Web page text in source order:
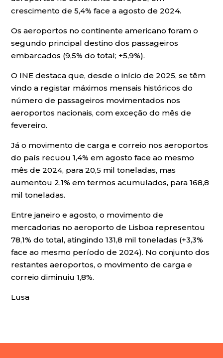
crescimento de 5,4% face a agosto de 2024.
Os aeroportos no continente americano foram o
segundo principal destino dos passageiros
embarcados (9,5% do total; +5,9%).
O INE destaca que, desde o início de 2025, se têm
vindo a registar máximos mensais históricos do
número de passageiros movimentados nos
aeroportos nacionais, com exceção do mês de
fevereiro.
Já o movimento de carga e correio nos aeroportos
do país recuou 1,4% em agosto face ao mesmo
mês de 2024, para 20,5 mil toneladas, mas
aumentou 2,1% em termos acumulados, para 168,8
mil toneladas.
Entre janeiro e agosto, o movimento de
mercadorias no aeroporto de Lisboa representou
78,1% do total, atingindo 131,8 mil toneladas (+3,3%
face ao mesmo período de 2024). No conjunto dos
restantes aeroportos, o movimento de carga e
correio diminuiu 1,8%.
Lusa